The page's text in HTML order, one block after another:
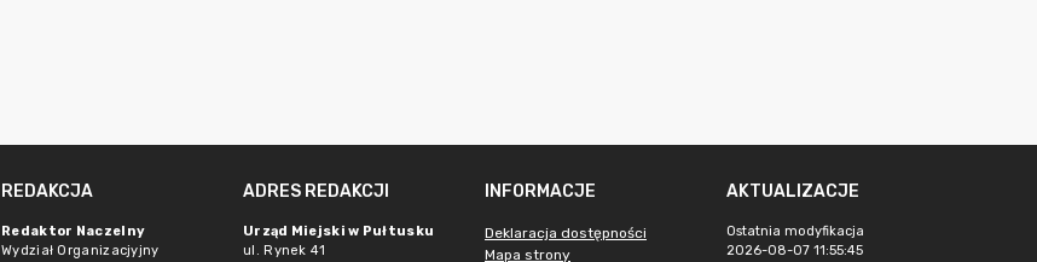
REDAKCJA
Redaktor Naczelny
Wydział Organizacjyjny
ADRES REDAKCJI
Urząd Miejski w Pułtusku
ul. Rynek 41
INFORMACJE
Deklaracja dostępności
Mapa strony
AKTUALIZACJE
Ostatnia modyfikacja
2026-08-07 11:55:45